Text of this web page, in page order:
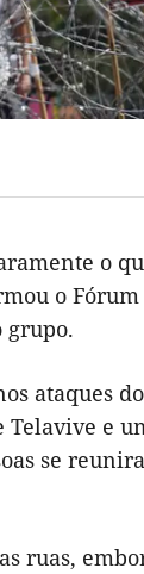
o
o
grupo.
ataques
e
se
ruas,